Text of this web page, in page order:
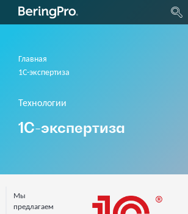
Главная
1С-экспертиза
Технологии
1С-экспертиза
Мы
предлагаем